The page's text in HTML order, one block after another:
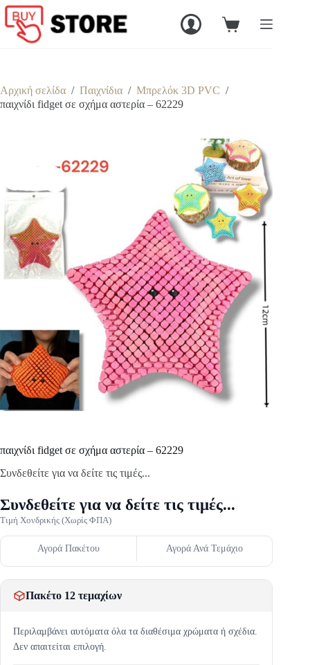
Μετάβαση
στο
περιεχόμενο
Καλάθι
Αρχική σελίδα / Παιχνίδια / Μπρελόκ 3D PVC /
παιχνίδι fidget σε σχήμα αστερία – 62229
παιχνίδι fidget σε σχήμα αστερία – 62229
Συνδεθείτε για να δείτε τις τιμές...
Συνδεθείτε για να δείτε τις τιμές...
Τιμή Χονδρικής (Χωρίς ΦΠΑ)
Αγορά Πακέτου Αγορά Ανά Τεμάχιο
Πακέτο 12 τεμαχίων
Περιλαμβάνει αυτόματα όλα τα διαθέσιμα χρώματα ή σχέδια.
Δεν απαιτείται επιλογή.